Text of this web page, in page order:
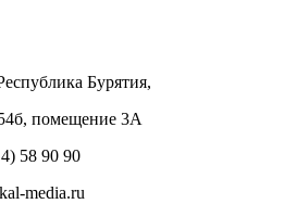
Бурятия,
помещение 3А
58 90 90
media.ru